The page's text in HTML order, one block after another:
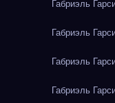
Габриэль
Габриэль
Габриэль
Габриэль